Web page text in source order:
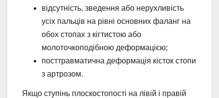
відсутність, зведення або нерухливість
усіх пальців на рівні основних фаланг на
обох стопах з кігтистою або
молоточкоподібною деформацією;
посттравматична деформація кісток стопи
з артрозом.
Якщо ступінь плоскостопості на лівій і правій